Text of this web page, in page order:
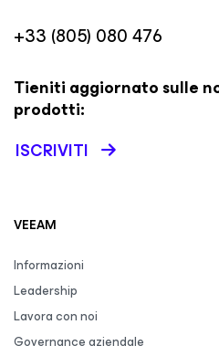
+33 (805) 080 476
Tieniti aggiornato sulle
prodotti:
ISCRIVITI
VEEAM
Informazioni
Leadership
Lavora con noi
Governance aziendale